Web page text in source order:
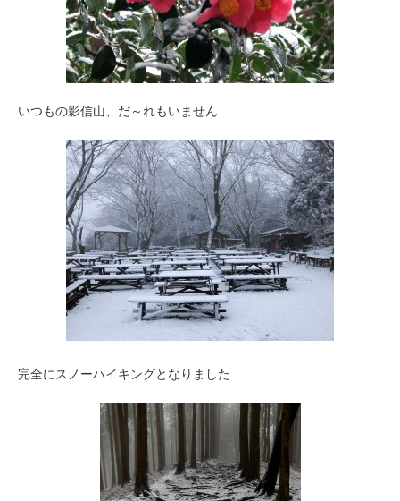
いつもの影信山、だ～れもいません
完全にスノーハイキングとなりました